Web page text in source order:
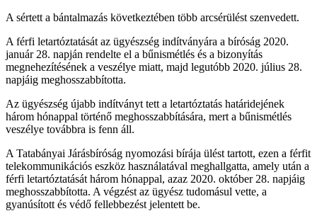
A sértett a bántalmazás következtében több arcsérülést szenvedett.
A férfi letartóztatását az ügyészség indítványára a bíróság 2020.
január 28. napján rendelte el a bűnismétlés és a bizonyítás
megnehezítésének a veszélye miatt, majd legutóbb 2020. július 28.
napjáig meghosszabbította.
Az ügyészség újabb indítványt tett a letartóztatás határidejének
három hónappal történő meghosszabbítására, mert a bűnismétlés
veszélye továbbra is fenn áll.
A Tatabányai Járásbíróság nyomozási bírája ülést tartott, ezen a férfit
telekommunikációs eszköz használatával meghallgatta, amely után a
férfi letartóztatását három hónappal, azaz 2020. október 28. napjáig
meghosszabbította. A végzést az ügyész tudomásul vette, a
gyanúsított és védő fellebbezést jelentett be.